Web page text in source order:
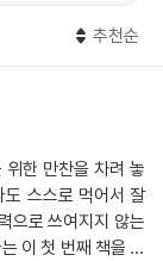
문장을 외울 때까
Woolf
고는 다른 사람이 될
추천순
한 만찬을 차려 놓
도 스스로 먹어서 잘
으로 쓰여지지 않는
이 첫 번째 책을 좋